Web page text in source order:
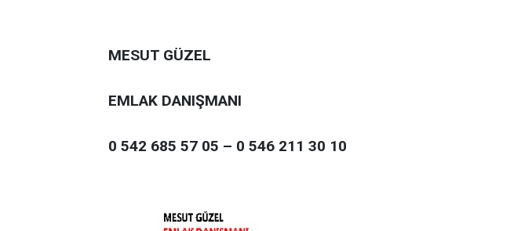
MESUT GÜZEL
EMLAK DANIŞMANI
0 542 685 57 05 – 0 546 211 30 10